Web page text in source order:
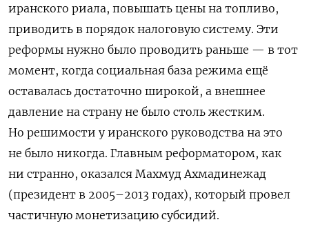
иранского риала, повышать цены на топливо,
приводить в порядок налоговую систему. Эти
реформы нужно было проводить раньше — в тот
момент, когда социальная база режима ещё
оставалась достаточно широкой, а внешнее
давление на страну не было столь жестким.
Но решимости у иранского руководства на это
не было никогда. Главным реформатором, как
ни странно, оказался Махмуд Ахмадинежад
(президент в 2005–2013 годах), который провел
частичную монетизацию субсидий.